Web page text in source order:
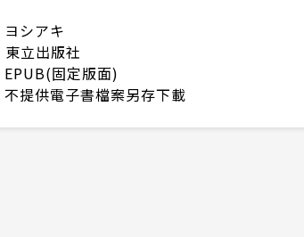
ヨシアキ
東立出版社
EPUB(固定版面)
不提供電子書檔案另存下載